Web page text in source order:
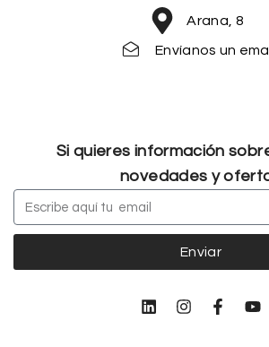
Arana, 8
Envíanos un
Si quieres información
novedades y
Enviar